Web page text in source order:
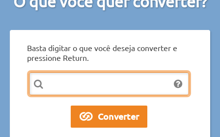
Basta digitar o que você deseja converter e
pressione Return.